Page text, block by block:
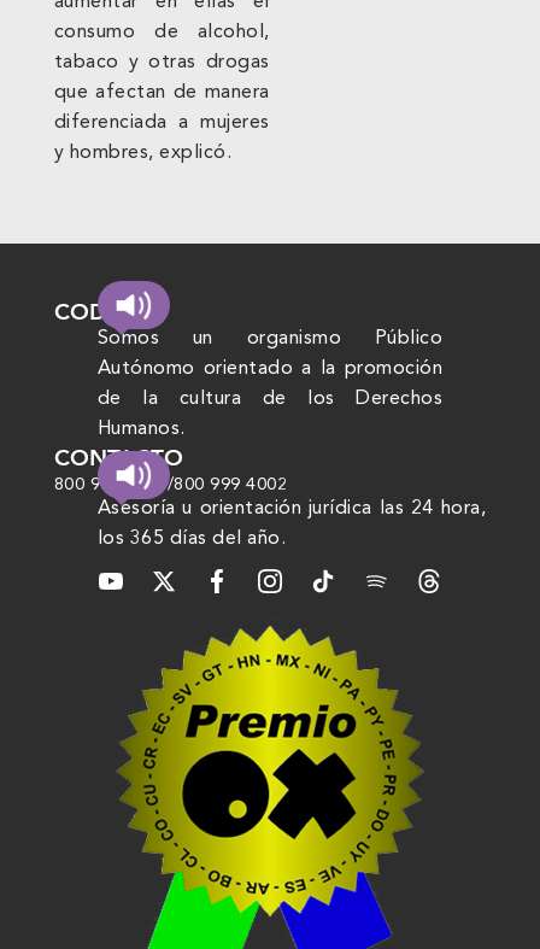
consumo de alcohol,
tabaco y otras drogas
que afectan de manera
diferenciada a mujeres
y hombres, explicó.
CODHEM
Somos un organismo Público
Autónomo orientado a la promoción
de la cultura de los Derechos
Humanos.
CONTACTO
800 999 4000/800 999 4002
Asesoría u orientación jurídica las 24 hora,
los 365 días del año.